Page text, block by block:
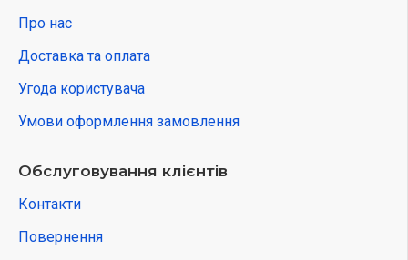
Про нас
Доставка та оплата
Угода користувача
Умови оформлення замовлення
Обслуговування клієнтів
Контакти
Повернення